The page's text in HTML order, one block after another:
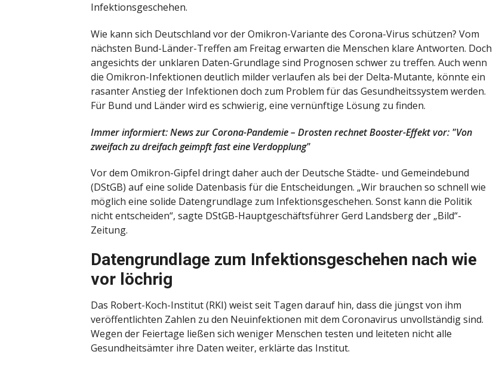
Infektionsgeschehen.
Wie kann sich Deutschland vor der Omikron-Variante des Corona-Virus schützen? Vom
nächsten Bund-Länder-Treffen am Freitag erwarten die Menschen klare Antworten. Doch
angesichts der unklaren Daten-Grundlage sind Prognosen schwer zu treffen. Auch wenn
die Omikron-Infektionen deutlich milder verlaufen als bei der Delta-Mutante, könnte ein
rasanter Anstieg der Infektionen doch zum Problem für das Gesundheitssystem werden.
Für Bund und Länder wird es schwierig, eine vernünftige Lösung zu finden.
Immer informiert: News zur Corona-Pandemie – Drosten rechnet Booster-Effekt vor: "Von
zweifach zu dreifach geimpft fast eine Verdopplung"
Vor dem Omikron-Gipfel dringt daher auch der Deutsche Städte- und Gemeindebund
(DStGB) auf eine solide Datenbasis für die Entscheidungen. „Wir brauchen so schnell wie
möglich eine solide Datengrundlage zum Infektionsgeschehen. Sonst kann die Politik
nicht entscheiden“, sagte DStGB-Hauptgeschäftsführer Gerd Landsberg der „Bild“-
Zeitung.
Datengrundlage zum Infektionsgeschehen nach wie
vor löchrig
Das Robert-Koch-Institut (RKI) weist seit Tagen darauf hin, dass die jüngst von ihm
veröffentlichten Zahlen zu den Neuinfektionen mit dem Coronavirus unvollständig sind.
Wegen der Feiertage ließen sich weniger Menschen testen und leiteten nicht alle
Gesundheitsämter ihre Daten weiter, erklärte das Institut.